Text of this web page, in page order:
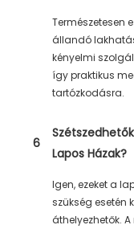
Természetesen
állandó
kényelmi
így praktikus
tartózkodásra.
6
Lapos Házak?
Igen, ezeket a
szükség esetén
áthelyezhetők.